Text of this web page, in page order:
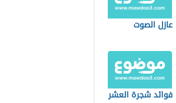
عازل الصوت
فوائد شجرة العشر